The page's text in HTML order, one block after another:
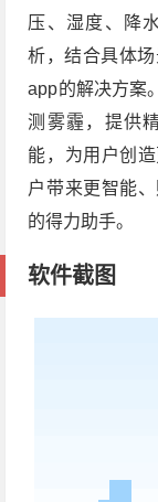
压、湿度、降
析，结合具体
app的解决方案
测雾霾，提供
能，为用户创
户带来更智能
的得力助手。
软件截图